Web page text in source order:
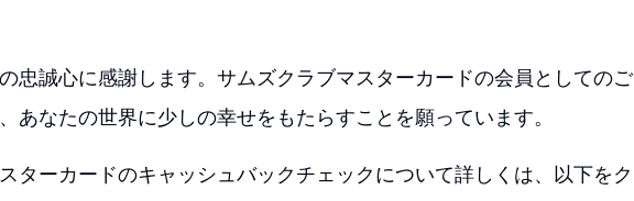
忠誠心に感謝します。サムズクラブマスターカードの会員としてのご
あなたの世界に少しの幸せをもたらすことを願っています。
ターカードのキャッシュバックチェックについて詳しくは、以下をク